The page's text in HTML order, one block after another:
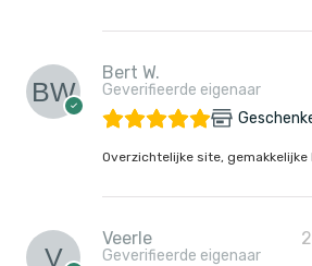
Bert W.
Geverifieerde eigenaar
Overzichtelijke site,
Veerle
Geverifieerde eigenaar